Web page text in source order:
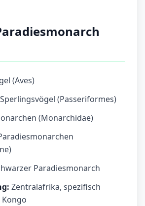
(Aves)
Sperlingsvögel (Passeriformes)
(Monarchidae)
Paradiesmonarch
Zentralafrika, spezifisch